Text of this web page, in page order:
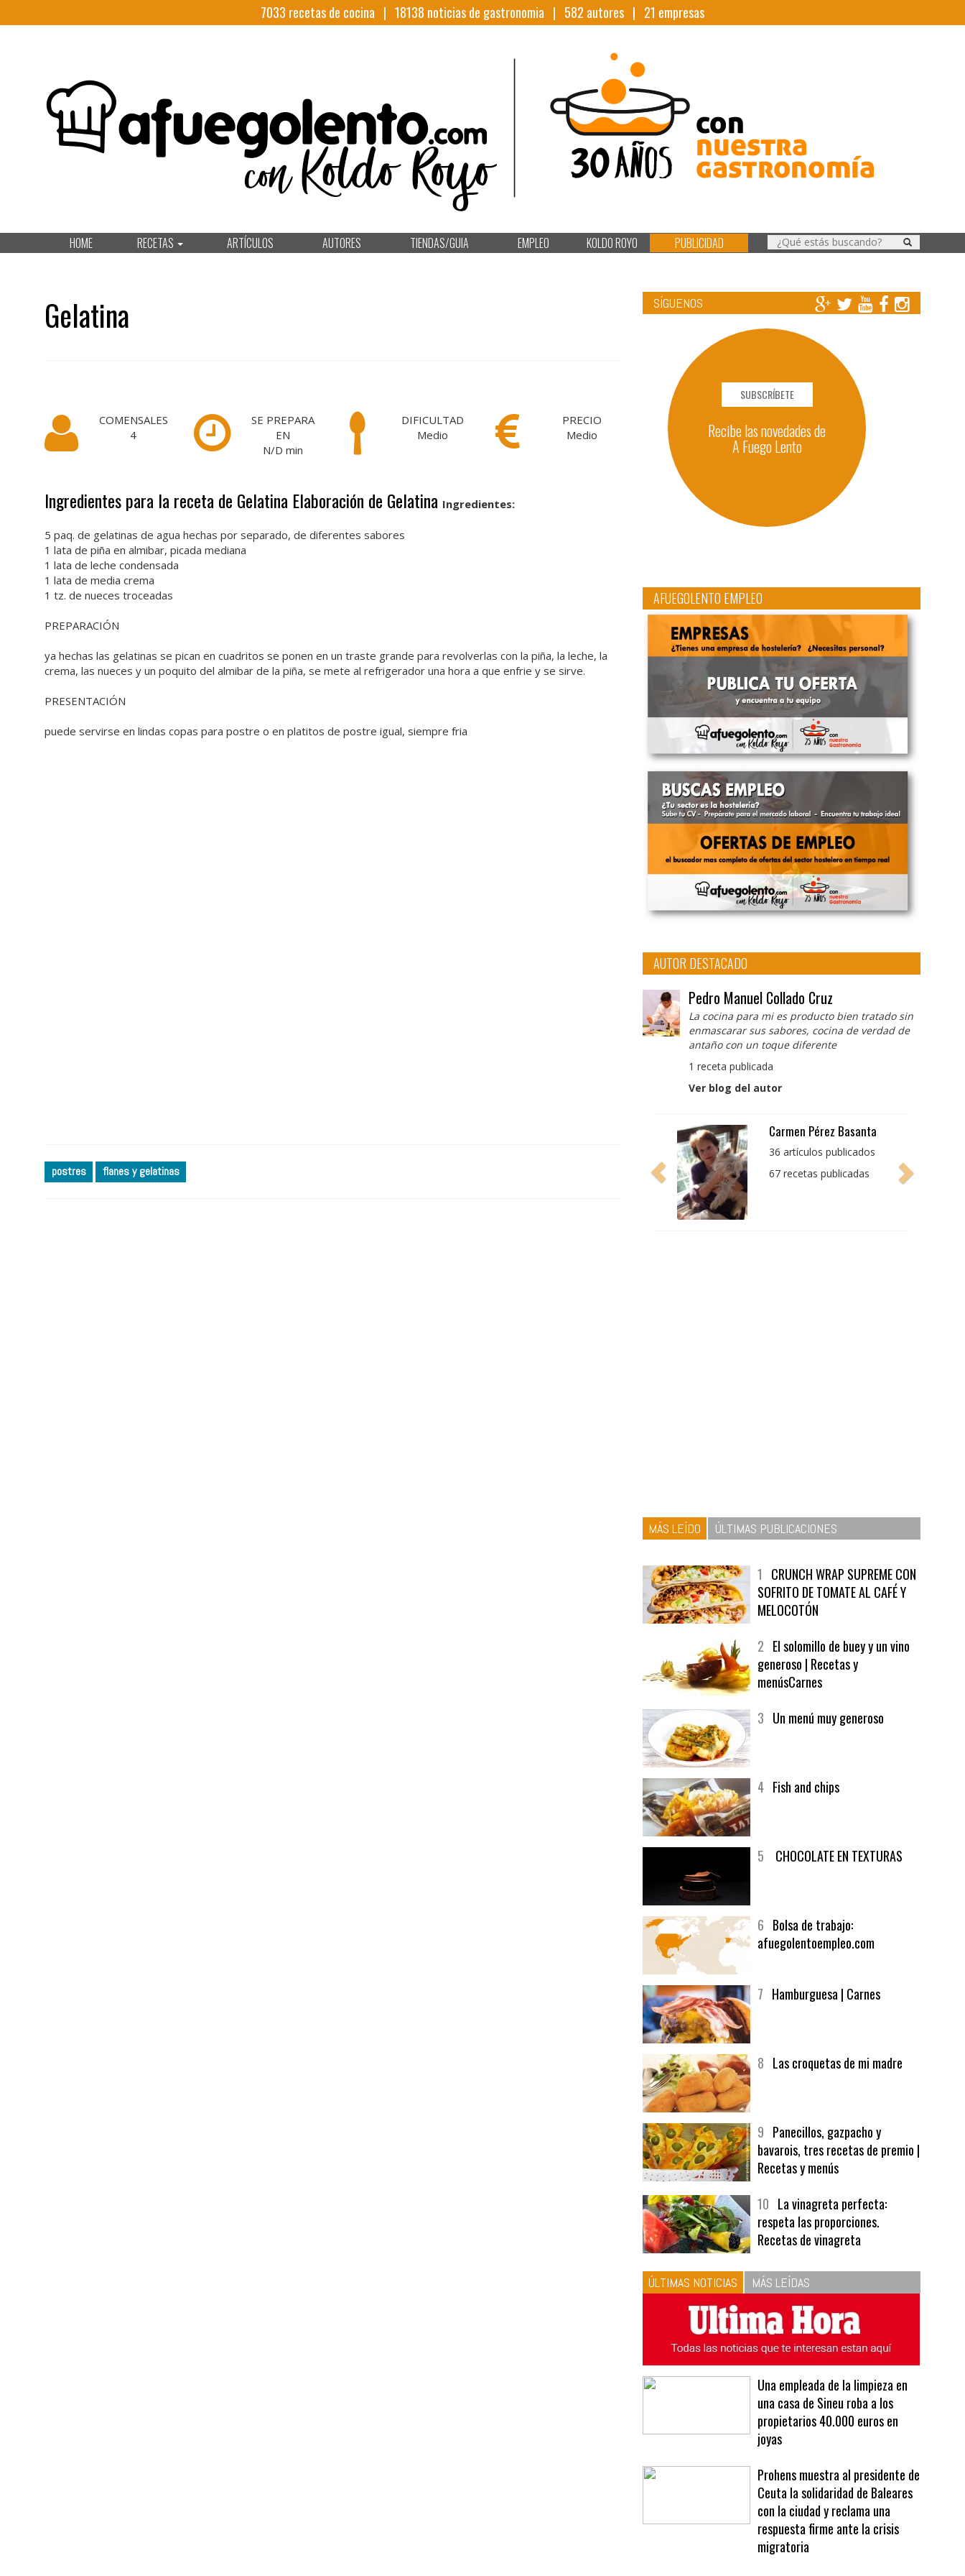
7033 recetas de cocina | 18138 noticias de gastronomia | 582 autores | 21 empresas
HOME RECETAS ARTÍCULOS AUTORES TIENDAS/GUIA EMPLEO KOLDO ROYO PUBLICIDAD
Gelatina
COMENSALES
4
SE PREPARA
EN
N/D min
DIFICULTAD
Medio
PRECIO
Medio
Ingredientes para la receta de Gelatina Elaboración de Gelatina Ingredientes:
5 paq. de gelatinas de agua hechas por separado, de diferentes sabores
1 lata de piña en almibar, picada mediana
1 lata de leche condensada
1 lata de media crema
1 tz. de nueces troceadas
PREPARACIÓN
ya hechas las gelatinas se pican en cuadritos se ponen en un traste grande para revolverlas con la piña, la leche, la
crema, las nueces y un poquito del almibar de la piña, se mete al refrigerador una hora a que enfrie y se sirve.
PRESENTACIÓN
puede servirse en lindas copas para postre o en platitos de postre igual, siempre fria
postres flanes y gelatinas
SÍGUENOS
SUBSCRÍBETE
Recibe las novedades de
A Fuego Lento
AFUEGOLENTO EMPLEO
AUTOR DESTACADO
Pedro Manuel Collado Cruz
La cocina para mi es producto bien tratado sin
enmascarar sus sabores, cocina de verdad de
antaño con un toque diferente
1 receta publicada
Ver blog del autor
Pedro Manuel Collado
Cruz
producto bien tratado
MÁS LEÍDO ÚLTIMAS PUBLICACIONES
SOFRITO DE TOMATE AL CAFÉ Y
MELOCOTÓN
generoso | Recetas y
afuegolentoempleo.com
bavarois, tres recetas de premio |
Recetas y menús
respeta las proporciones.
Recetas de vinagreta
ÚLTIMAS NOTICIAS MÁS LEÍDAS
Una empleada de la limpieza en
propietarios 40.000 euros en
joyas
Prohens muestra al presidente de
Ceuta la solidaridad de Baleares